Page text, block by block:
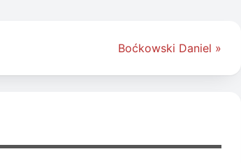
Boćkowski Daniel »